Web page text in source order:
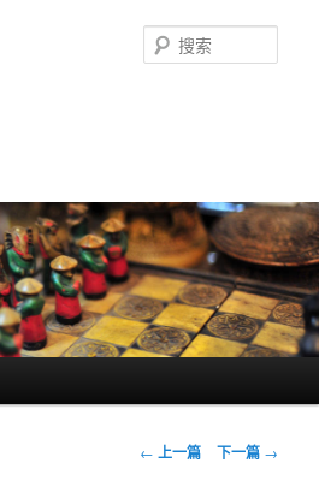
索
文
← 上一篇 下一篇 →